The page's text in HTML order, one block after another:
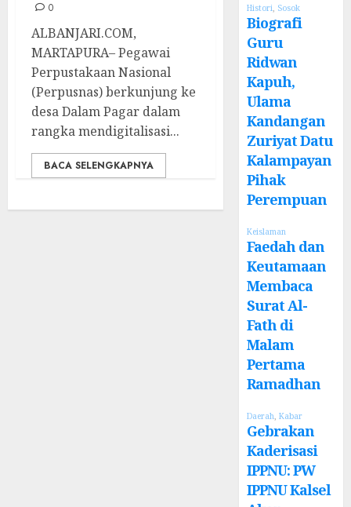
0
ALBANJARI.COM,
MARTAPURA– Pegawai
Perpustakaan Nasional
(Perpusnas) berkunjung ke
desa Dalam Pagar dalam
rangka mendigitalisasi...
BACA SELENGKAPNYA
Histori, Sosok
Biografi
Guru
Ridwan
Kapuh,
Ulama
Kandangan
Zuriyat Datu
Kalampayan
Pihak
Perempuan
Keislaman
Faedah dan
Keutamaan
Membaca
Surat Al-
Fath di
Malam
Pertama
Ramadhan
Daerah,Kabar
Gebrakan
Kaderisasi
IPPNU: PW
IPPNU Kalsel